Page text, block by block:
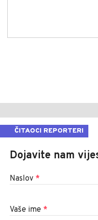
ČITAOCI REPORTERI
Dojavite nam
Naslov *
Vaše ime *